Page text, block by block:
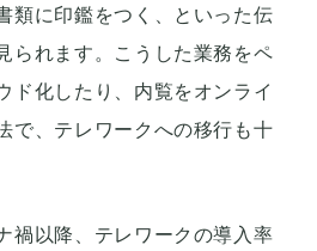
類に印鑑をつく、といった伝
られます。こうした業務をペ
ド化したり、内覧をオンライ
で、テレワークへの移行も十
禍以降、テレワークの導入率